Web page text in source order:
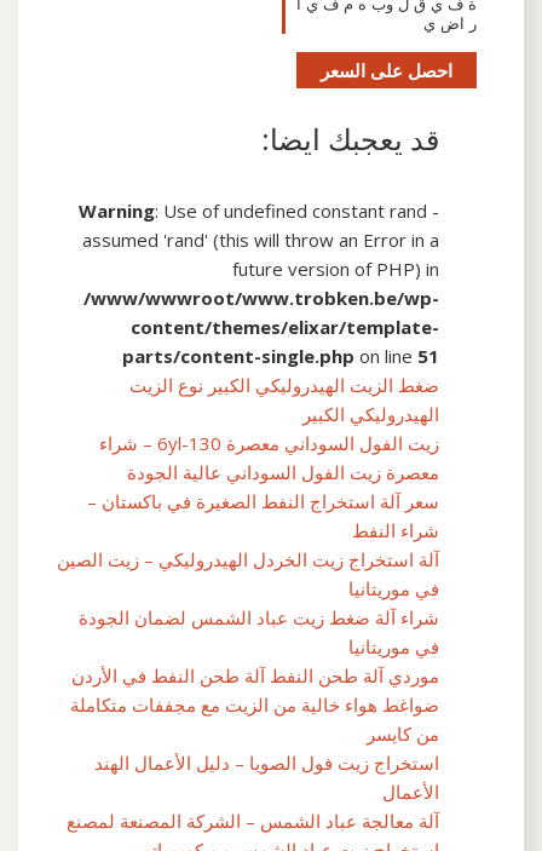
ة ف ي ق ل وب ه م ف ي أ
ر اض ي
احصل على السعر
قد يعجبك ايضا:
Warning: Use of undefined constant rand -
assumed 'rand' (this will throw an Error in a
future version of PHP) in
/www/wwwroot/www.trobken.be/wp-
content/themes/elixar/template-
parts/content-single.php on line 51
ضغط الزيت الهيدروليكي الكبير نوع الزيت
الهيدروليكي الكبير
زيت الفول السوداني معصرة 6yl-130 – شراء
معصرة زيت الفول السوداني عالية الجودة
سعر آلة استخراج النفط الصغيرة في باكستان –
شراء النفط
آلة استخراج زيت الخردل الهيدروليكي – زيت الصين
في موريتانيا
شراء آلة ضغط زيت عباد الشمس لضمان الجودة
في موريتانيا
موردي آلة طحن النفط آلة طحن النفط في الأردن
ضواغط هواء خالية من الزيت مع مجففات متكاملة
من كايسر
استخراج زيت فول الصويا – دليل الأعمال الهند
الأعمال
آلة معالجة عباد الشمس – الشركة المصنعة لمصنع